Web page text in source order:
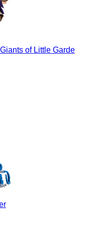
of Little Garde